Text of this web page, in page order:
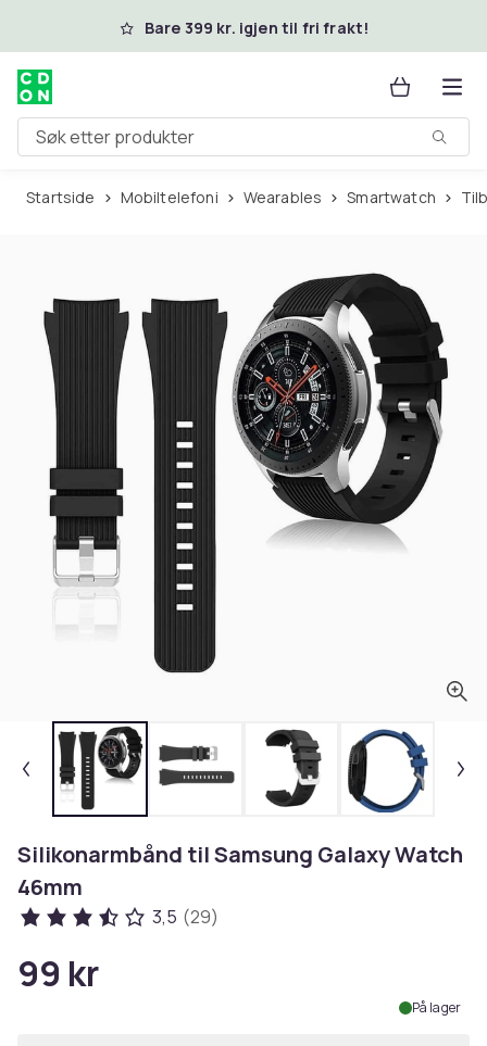
Hopp til hovedinnholdBare 399 kr. igjen til fri frakt!
Søk etter produkter
Startside Mobiltelefoni Wearables Smartwatch
Silikonarmbånd til Samsung Galaxy Watch
46mm
3,5 (29)
99 kr
På lager